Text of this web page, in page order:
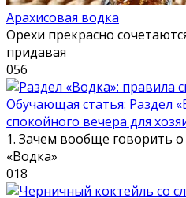
Арахисовая водка
Орехи прекрасно
придавая
056
Обучающая статья: Раздел
спокойного вечера для
1. Зачем вообще говорить о
«Водка»
018